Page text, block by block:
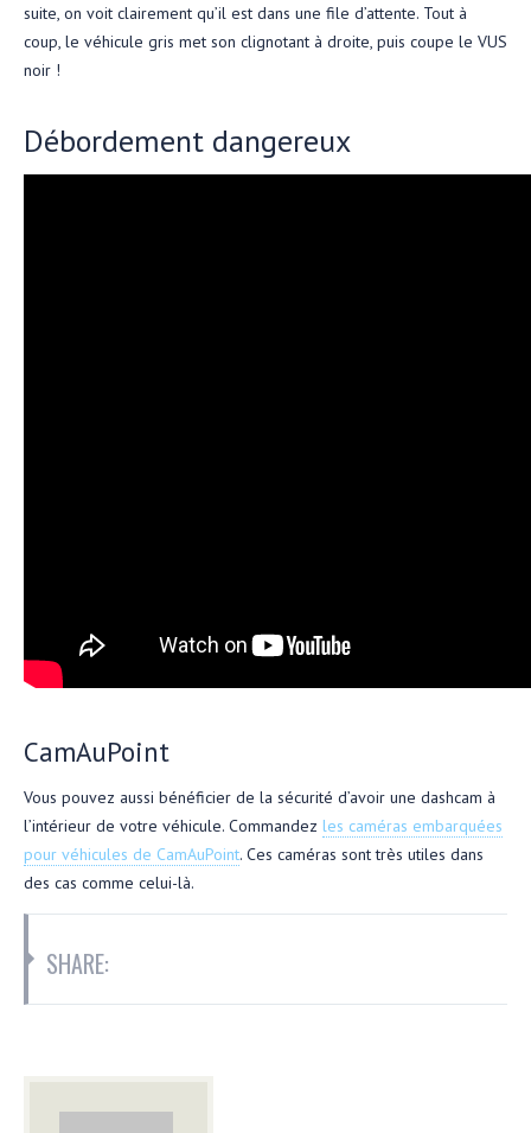
suite, on voit clairement qu’il est dans une file d’attente. Tout à
coup, le véhicule gris met son clignotant à droite, puis coupe le VUS
noir !
Débordement dangereux
CamAuPoint
Vous pouvez aussi bénéficier de la sécurité d’avoir une dashcam à
l’intérieur de votre véhicule. Commandez les caméras embarquées
pour véhicules de CamAuPoint. Ces caméras sont très utiles dans
des cas comme celui-là.
SHARE: